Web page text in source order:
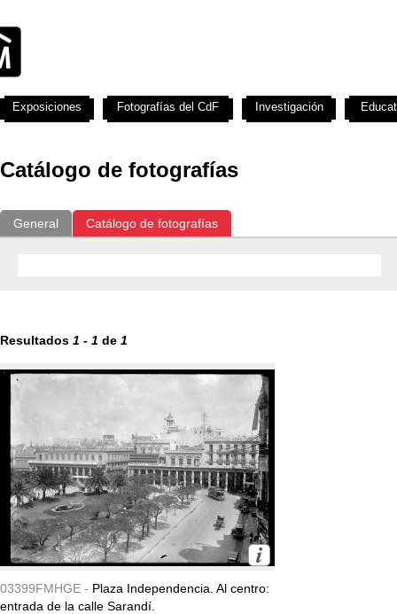
Catálogo de fotografías
General Catálogo de fotografías
Resultados 1 - 1 de 1
03399FMHGE - Plaza Independencia. Al centro:
entrada de la calle Sarandí.
Exposiciones Fotografías del CdF Investigación